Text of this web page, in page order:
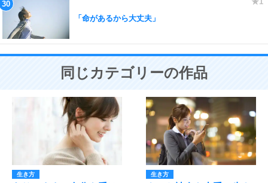
「命があるから大丈夫」
同じカテゴリーの作品
生き方 生き方